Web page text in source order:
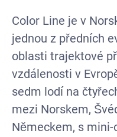
Color Line je v
jednou z předních
oblasti trajektové
vzdálenosti v
sedm lodí na
mezi Norskem,
Německem, s